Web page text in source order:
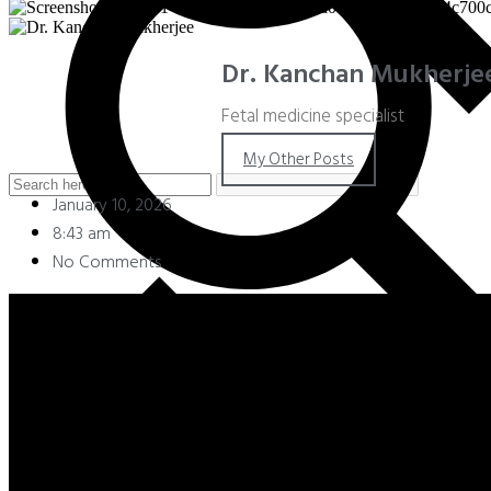
Dr. Kanchan
Fetal medicine specialist
My Other Posts
January 10, 2026
8:43 am
No Comments